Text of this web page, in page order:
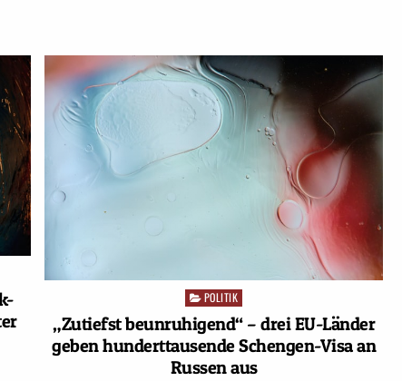
Posted
in
POLITIK
„Zutiefst beunruhigend“ – drei EU-Länder
geben hunderttausende Schengen-Visa an
Russen aus